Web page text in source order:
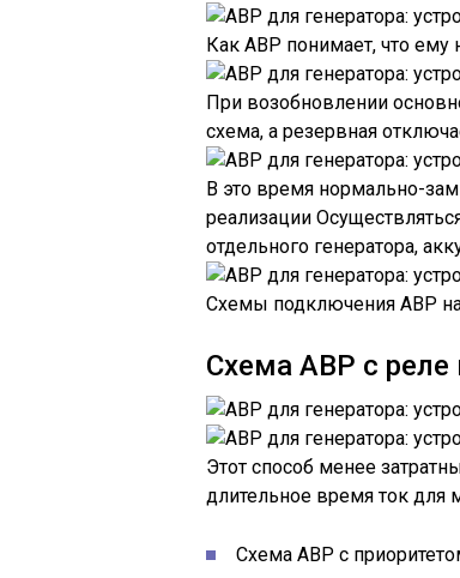
Как АВР понимает, что ему
При возобновлении
схема, а резервная
В это время нормально-
реализации
отдельного генератора,
Схемы подключения АВР на
Схема АВР с реле
Этот способ менее
длительное время ток
Схема АВР с